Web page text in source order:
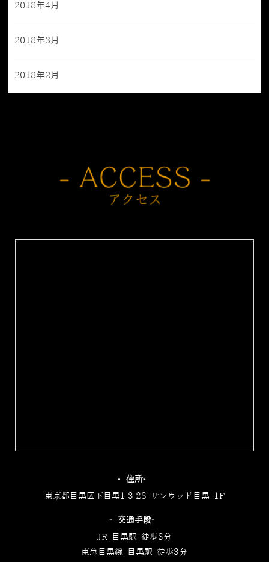
2018年4月
2018年3月
2018年2月
‐住所‐
東京都目黒区下目黒1-3-28 サンウッド目黒 1F
‐交通手段‐
JR 目黒駅 徒歩3分
東急目黒線 目黒駅 徒歩3分